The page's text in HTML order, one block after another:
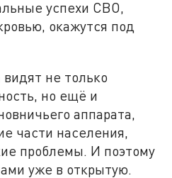
успехи СВО,
окажутся под
не только
но ещё и
аппарата,
части населения,
проблемы. И поэтому
уже в открытую.